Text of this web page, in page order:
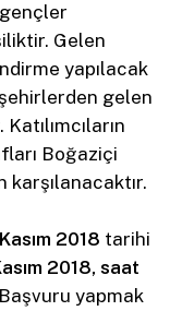
Gelen
yapılacak
gelen
Boğaziçi
karşılanacaktır.
2018 tarihi
2018, saat
yapmak